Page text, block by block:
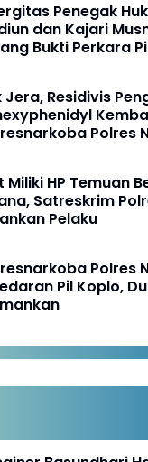
Penegak
dan Kajari
Bukti Perkara
Jera, Residivis
Polres
Miliki HP Temuan
Satreskrim
Pelaku
Polres
Pil Koplo,